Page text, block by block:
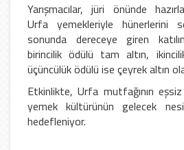
Yarışmacılar, jüri önünde
Urfa yemekleriyle hünerlerini
sonunda dereceye giren
birincilik ödülü tam altın,
üçüncülük ödülü ise çeyrek altın
Etkinlikte, Urfa mutfağının
yemek kültürünün gelecek
hedefleniyor.